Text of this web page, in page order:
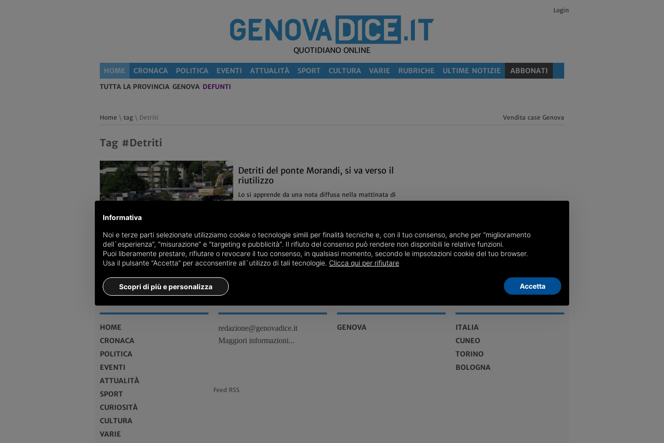
Login
QUOTIDIANO ONLINE
HOME CRONACA POLITICA EVENTI ATTUALITÀ SPORT CULTURA VARIE RUBRICHE ULTIME NOTIZIE ABBONATI
TUTTA LA PROVINCIA GENOVA DEFUNTI
Home \ tag \ Detriti Vendita case Genova
Tag #Detriti
Detriti del ponte Morandi, si va verso il
riutilizzo
Lo si apprende da una nota diffusa nella mattinata di
16/07 Genova, Attualità
HOME
CRONACA
POLITICA
EVENTI
ATTUALITÀ
SPORT
CURIOSITÀ
CULTURA
VARIE
redazione@genovadice.it
Maggiori informazioni...
GENOVA
ITALIA
CUNEO
TORINO
BOLOGNA
Feed RSS
Informativa
Noi e terze parti selezionate utilizziamo cookie o tecnologie simili per finalità tecniche e, con il tuo consenso, anche per “miglioramento
dell`esperienza”, “misurazione” e “targeting e pubblicità”. Il rifiuto del consenso può rendere non disponibili le relative funzioni.
Puoi liberamente prestare, rifiutare o revocare il tuo consenso, in qualsiasi momento, secondo le impsotazioni cookie del tuo browser.
Usa il pulsante “Accetta” per acconsentire all`utilizzo di tali tecnologie. Clicca qui per rifiutare
Scopri di più e personalizza Accetta